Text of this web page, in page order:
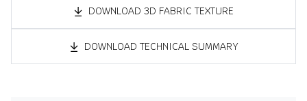
DOWNLOAD 3D FABRIC TEXTURE
DOWNLOAD TECHNICAL SUMMARY